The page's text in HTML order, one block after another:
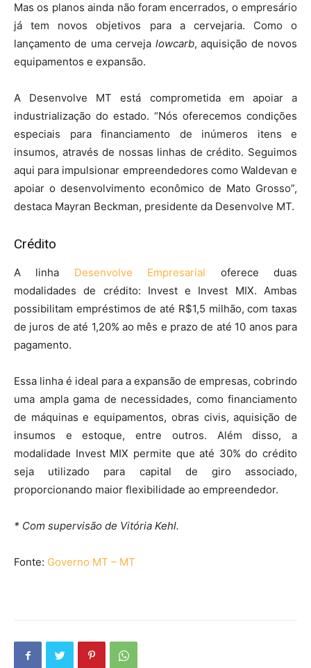
Mas os planos ainda não foram encerrados, o empresário
já tem novos objetivos para a cervejaria. Como o
lançamento de uma cerveja lowcarb, aquisição de novos
equipamentos e expansão.
A Desenvolve MT está comprometida em apoiar a
industrialização do estado. “Nós oferecemos condições
especiais para financiamento de inúmeros itens e
insumos, através de nossas linhas de crédito. Seguimos
aqui para impulsionar empreendedores como Waldevan e
apoiar o desenvolvimento econômico de Mato Grosso”,
destaca Mayran Beckman, presidente da Desenvolve MT.
Crédito
A linha Desenvolve Empresarial oferece duas
modalidades de crédito: Invest e Invest MIX. Ambas
possibilitam empréstimos de até R$1,5 milhão, com taxas
de juros de até 1,20% ao mês e prazo de até 10 anos para
pagamento.
Essa linha é ideal para a expansão de empresas, cobrindo
uma ampla gama de necessidades, como financiamento
de máquinas e equipamentos, obras civis, aquisição de
insumos e estoque, entre outros. Além disso, a
modalidade Invest MIX permite que até 30% do crédito
seja utilizado para capital de giro associado,
proporcionando maior flexibilidade ao empreendedor.
* Com supervisão de Vitória Kehl.
Fonte: Governo MT – MT